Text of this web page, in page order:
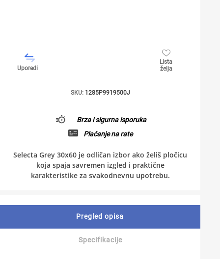
Uporedi
Lista
želja
SKU: 1285P9919500J
Brza i sigurna isporuka
Plaćanje na rate
Selecta Grey 30x60 je odličan izbor ako želiš pločicu
koja spaja savremen izgled i praktične
karakteristike za svakodnevnu upotrebu.
Pregled opisa
Specifikacije